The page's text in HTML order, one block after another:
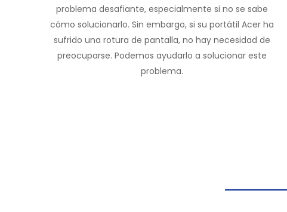
problema desafiante, especialmente si no se sabe
cómo solucionarlo. Sin embargo, si su portátil Acer ha
sufrido una rotura de pantalla, no hay necesidad de
preocuparse. Podemos ayudarlo a solucionar este
problema.